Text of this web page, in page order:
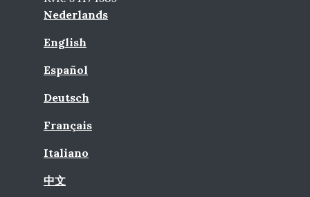
Nederlands
English
Español
Deutsch
Français
Italiano
中文